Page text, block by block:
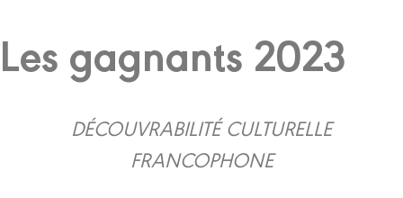
Les gagnants 2023
DÉCOUVRABILITÉ CULTURELLE
FRANCOPHONE